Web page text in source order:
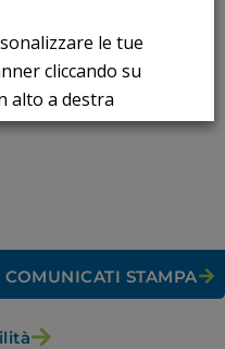
COMUNICATI STAMPA
le tue
cliccando su
alto a destra
impostazioni di
consulta la
e cookie